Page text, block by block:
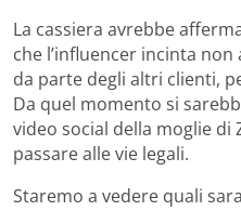
La cassiera avrebbe
che l’influencer incinta
da parte degli altri clienti,
Da quel momento si
video social della moglie di
passare alle vie legali.
Staremo a vedere quali